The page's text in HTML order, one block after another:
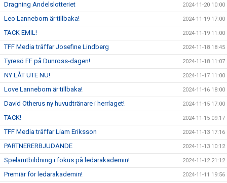
Dragning Andelslotteriet 2024-11-20 10:00
Leo Lanneborn är tillbaka! 2024-11-19 17:00
TACK EMIL! 2024-11-19 11:00
TFF Media träffar Josefine Lindberg 2024-11-18 18:45
Tyresö FF på Dunross-dagen! 2024-11-18 11:07
NY LÅT UTE NU! 2024-11-17 11:00
Love Lanneborn är tillbaka! 2024-11-16 18:00
David Otherus ny huvudtränare i herrlaget! 2024-11-15 17:00
TACK! 2024-11-15 09:17
TFF Media träffar Liam Eriksson 2024-11-13 17:16
PARTNERERBJUDANDE 2024-11-13 10:12
Spelarutbildning i fokus på ledarakademin! 2024-11-12 21:12
Premiär för ledarakademin! 2024-11-11 19:56